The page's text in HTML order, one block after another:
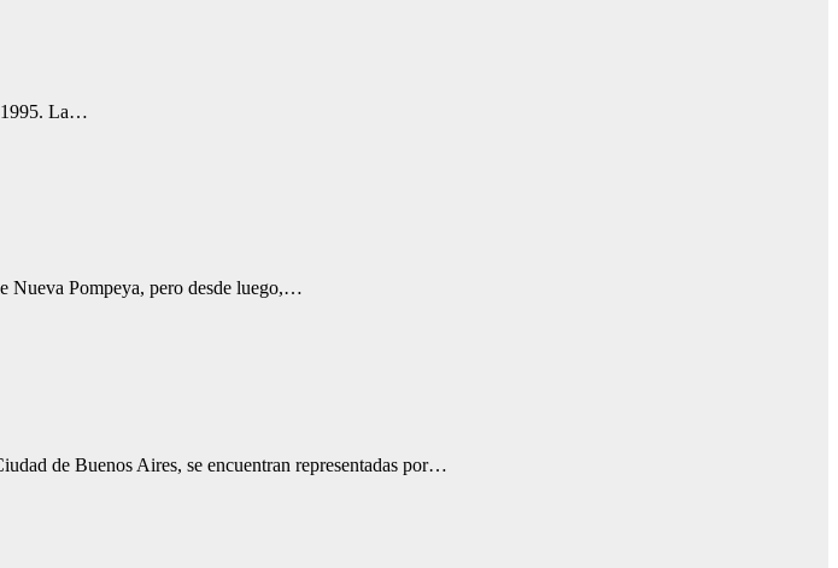
1995. La…
Pompeya, pero desde luego,…
de Buenos Aires, se encuentran representadas por…